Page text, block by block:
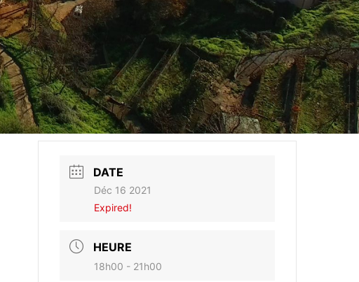
DATE
Déc 16 2021
Expired!
HEURE
18h00 - 21h00